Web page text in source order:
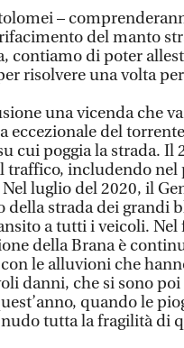
–
del manto
contiamo di poter
risolvere una volta
una vicenda che
eccezionale del
cui poggia la strada. Il
traffico, includendo
luglio del 2020, il
della strada dei grandi
a tutti i veicoli. Nel
della Brana è
le alluvioni che
danni, che si sono
quando le
tutta la fragilità di